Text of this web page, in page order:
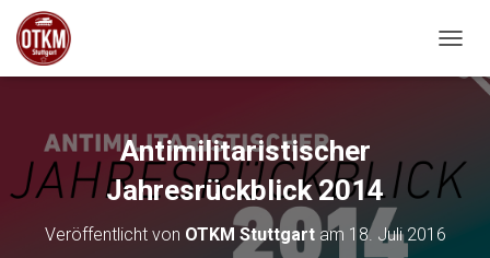
Antimilitaristischer
Jahresrückblick 2014
Veröffentlicht von OTKM Stuttgartam 18. Juli 2016